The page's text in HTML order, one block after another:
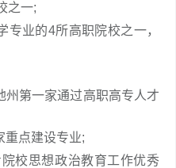
之一;
专业的4所高职院校之一，
州第一家通过高职高专人才
重点建设专业;
校思想政治教育工作优秀